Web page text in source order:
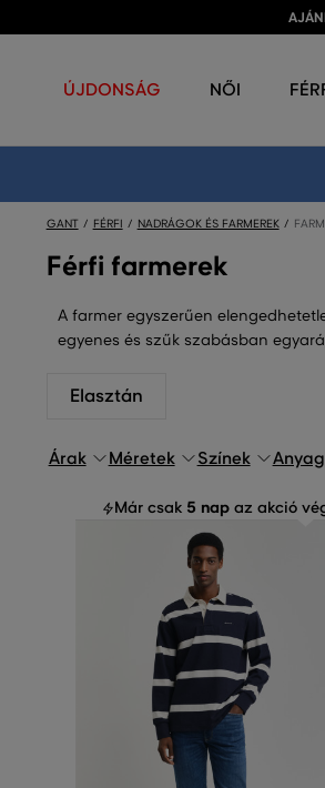
ÚJDONSÁG NŐI
GANT FÉRFI NADRÁGOK ÉS FARMEREK
Férfi farmerek
A farmer egyszerűen
egyenes és szűk szabásban
Elasztán
Árak Méretek Színek Anyag
Már csak 5 nap az akció